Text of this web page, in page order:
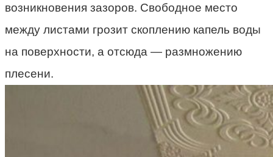
возникновения зазоров. Свободное место
между листами грозит скоплению капель воды
на поверхности, а отсюда — размножению
плесени.